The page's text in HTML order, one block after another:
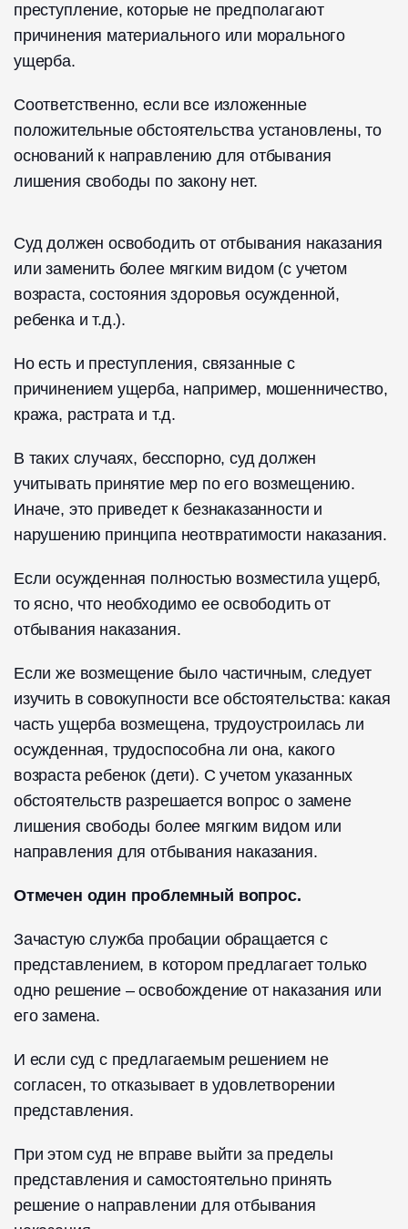
преступление, которые не предполагают
причинения материального или морального
ущерба.
Соответственно, если все изложенные
положительные обстоятельства установлены, то
оснований к направлению для отбывания
лишения свободы по закону нет.
Суд должен освободить от отбывания наказания
или заменить более мягким видом (с учетом
возраста, состояния здоровья осужденной,
ребенка и т.д.).
Но есть и преступления, связанные с
причинением ущерба, например, мошенничество,
кража, растрата и т.д.
В таких случаях, бесспорно, суд должен
учитывать принятие мер по его возмещению.
Иначе, это приведет к безнаказанности и
нарушению принципа неотвратимости наказания.
Если осужденная полностью возместила ущерб,
то ясно, что необходимо ее освободить от
отбывания наказания.
Если же возмещение было частичным, следует
изучить в совокупности все обстоятельства: какая
часть ущерба возмещена, трудоустроилась ли
осужденная, трудоспособна ли она, какого
возраста ребенок (дети). С учетом указанных
обстоятельств разрешается вопрос о замене
лишения свободы более мягким видом или
направления для отбывания наказания.
Отмечен один проблемный вопрос.
Зачастую служба пробации обращается с
представлением, в котором предлагает только
одно решение – освобождение от наказания или
его замена.
И если суд с предлагаемым решением не
согласен, то отказывает в удовлетворении
представления.
При этом суд не вправе выйти за пределы
представления и самостоятельно принять
решение о направлении для отбывания